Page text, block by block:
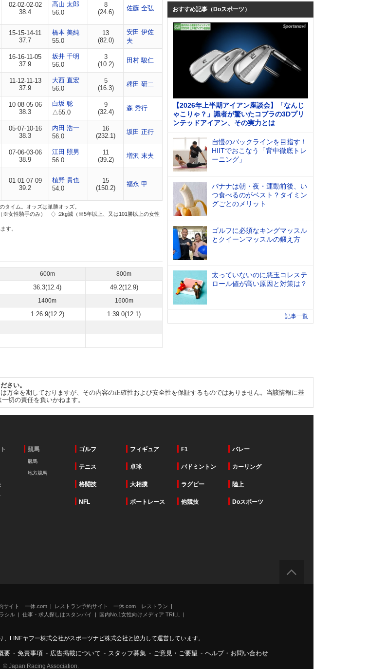
02-02-02-02
38.4
高山 太郎
56.0
8
(24.6)
佐藤 全弘
15-15-14-11
37.7
橋本 美純
55.0
13
(82.0)
安田 伊佐
夫
16-16-11-05
37.9
坂井 千明
56.0
3
(10.2)
田村 駿仁
11-12-11-13
37.9
大西 直宏
56.0
5
(16.3)
稗田 研二
10-08-05-06
38.3
白坂 聡
△55.0
9
(32.4)
森 秀行
05-07-10-16
38.3
内田 浩一
56.0
16
(232.1)
坂田 正行
07-06-03-06
38.9
江田 照男
56.0
11
(39.2)
増沢 末夫
01-01-07-09
39.2
植野 貴也
54.0
15
(150.2)
福永 甲
イム。オッズは単勝オッズ。
※女性騎手のみ）
:2kg減（※5年以上、又は101勝以上の女性
す。
600m 800m
36.3(12.4) 49.2(12.9)
1400m 1600m
1:26.9(12.2) 1:39.0(12.1)
おすすめ記事（Doスポーツ）
【2026年上半期アイアン座談会】「なんじ
ゃこりゃ？」識者が驚いたコブラの3Dプリ
ンテッドアイアン、その実力とは
自慢のバックラインを目指す！
HIITでおこなう「背中徹底トレ
ーニング」
バナナは朝・夜・運動前後、い
つ食べるのがベスト？タイミン
グごとのメリット
ゴルフに必須なキングマッスル
とクイーンマッスルの鍛え方
太っていないのに悪玉コレステ
ロール値が高い原因と対策は？
記事一覧
さい。
万全を期しておりますが、その内容の正確性および安全性を保証するものではありません。当該情報に基
切の責任を負いかねます。
競馬
競馬
地方競馬
ゴルフ フィギュア F1 バレー
テニス 卓球 バドミントン カーリング
格闘技 大相撲 ラグビー 陸上
NFL ボートレース 他競技 Doスポーツ
サイト 一休.com
レストラン予約サイト 一休.com レストラン
シル 仕事・求人探しはスタンバイ
国内No.1女性向けメディア TRILL
LINEヤフー株式会社がスポーツナビ株式会社と協力して運営しています。
要 - 免責事項 - 広告掲載について - スタッフ募集 - ご意見・ご要望 - ヘルプ・お問い合わせ
© Japan Racing Association.